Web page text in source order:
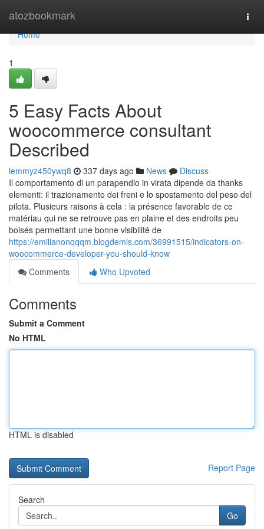
atozbookmark
Home
Home
1
5 Easy Facts About
woocommerce consultant
Described
lemmyz450ywq8 337 days ago News
Discuss
Il comportamento di un parapendio in virata dipende da thanks
elementi: il trazionamento dei freni e lo spostamento del peso del
pilota. Plusieurs raisons à cela : la présence favorable de ce
matériau qui ne se retrouve pas en plaine et des endroits peu
boisés permettant une bonne visibilité de
https://emilianonqqqm.blogdemls.com/36991515/indicators-on-
woocommerce-developer-you-should-know
Comments
Who Upvoted
Comments
Submit a Comment
No HTML
HTML is disabled
Report Page
Search
Go